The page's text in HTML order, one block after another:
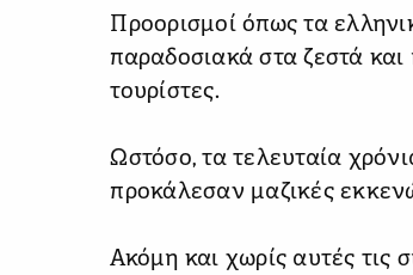
Προορισμοί όπως τα
παραδοσιακά στα ζεστά
τουρίστες.
Ωστόσο, τα τελευταία
προκάλεσαν μαζικές
Ακόμη και χωρίς αυτές τις